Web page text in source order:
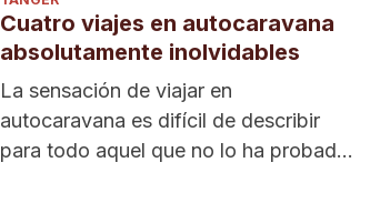
Cuatro viajes en autocaravana
absolutamente inolvidables
La sensación de viajar en
autocaravana es difícil de describir
para todo aquel que no lo ha probado.